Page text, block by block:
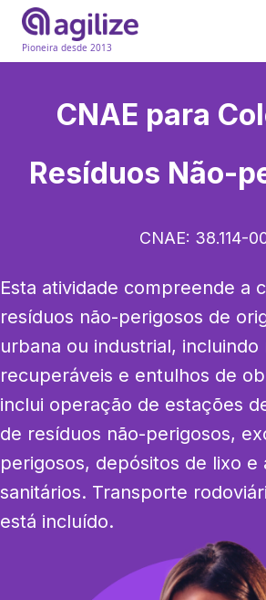
Pioneira desde 2013
CNAE para
Resíduos Não-
CNAE: 38.114-
Esta atividade compreende a
resíduos não-perigosos de
urbana ou industrial, incluindo
recuperáveis e entulhos de
inclui operação de estações
de resíduos não-perigosos,
perigosos, depósitos de lixo e
sanitários. Transporte
está incluído.